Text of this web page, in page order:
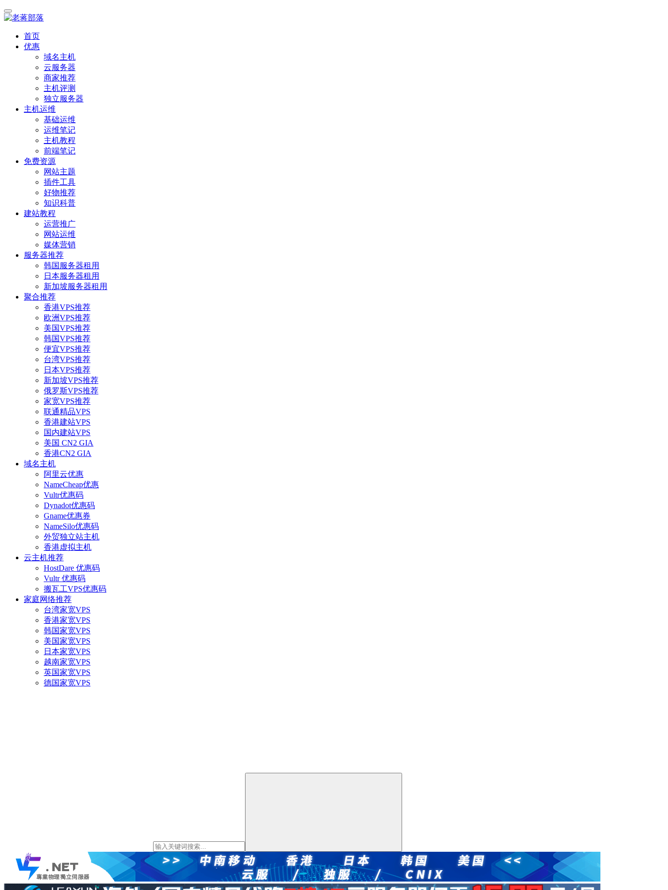
首页
优惠
域名主机
云服务器
商家推荐
主机评测
独立服务器
主机运维
基础运维
运维笔记
主机教程
前端笔记
免费资源
网站主题
插件工具
好物推荐
知识科普
建站教程
运营推广
网站运维
媒体营销
服务器推荐
韩国服务器租用
日本服务器租用
新加坡服务器租用
聚合推荐
香港VPS推荐
欧洲VPS推荐
美国VPS推荐
韩国VPS推荐
便宜VPS推荐
台湾VPS推荐
日本VPS推荐
新加坡VPS推荐
俄罗斯VPS推荐
家宽VPS推荐
联通精品VPS
香港建站VPS
国内建站VPS
美国 CN2 GIA
香港CN2 GIA
域名主机
阿里云优惠
NameCheap优惠
Vultr优惠码
Dynadot优惠码
Gname优惠券
NameSilo优惠码
外贸独立站主机
香港虚拟主机
云主机推荐
HostDare 优惠码
Vultr 优惠码
搬瓦工VPS优惠码
家庭网络推荐
台湾家宽VPS
香港家宽VPS
韩国家宽VPS
美国家宽VPS
日本家宽VPS
越南家宽VPS
英国家宽VPS
德国家宽VPS